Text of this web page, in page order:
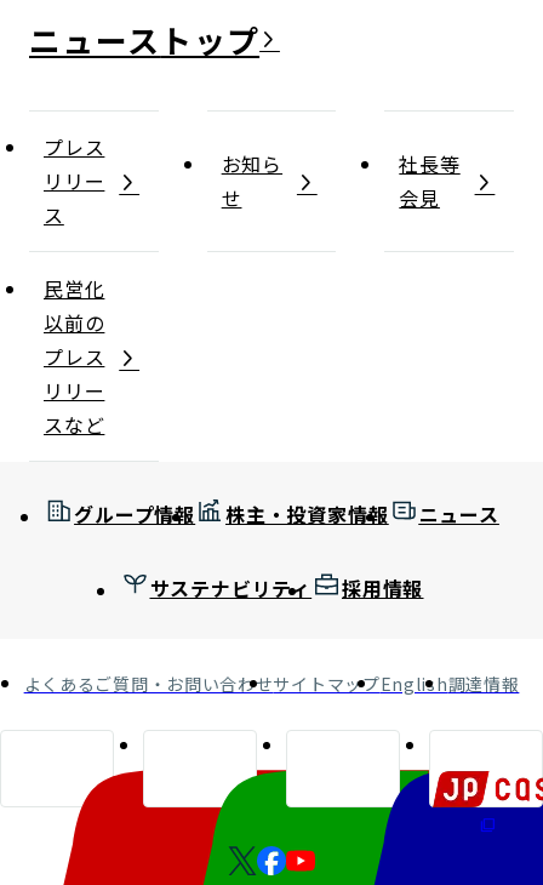
ニュース
プレス
リリー
ス
お知ら
せ
社長等
会見
民営化
以前の
プレス
リリー
スなど
グループ情報 株主・投資家情報 ニュース
サステナビリティ 採用情報
よくあるご質問・お問い合わせサイトマップEnglish調達情報